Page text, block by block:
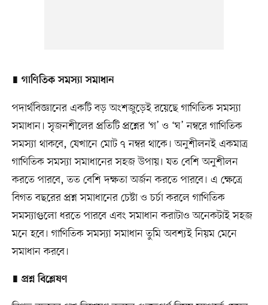
∎ গাণিতিক সমস্যা সমাধান
পদার্থবিজ্ঞানের একটি বড় অংশজুড়েই রয়েছে গাণিতিক সমস্যা
সমাধান। সৃজনশীলের প্রতিটি প্রশ্নের ‘গ’ ও ‘ঘ’ নম্বরে গাণিতিক
সমস্যা থাকবে, যেখানে মোট ৭ নম্বর থাকে। অনুশীলনই একমাত্র
গাণিতিক সমস্যা সমাধানের সহজ উপায়। যত বেশি অনুশীলন
করতে পারবে, তত বেশি দক্ষতা অর্জন করতে পারবে। এ ক্ষেত্রে
বিগত বছরের প্রশ্ন সমাধানের চেষ্টা ও চর্চা করলে গাণিতিক
সমস্যাগুলো ধরতে পারবে এবং সমাধান করাটাও অনেকটাই সহজ
মনে হবে। গাণিতিক সমস্যা সমাধান তুমি অবশ্যই নিয়ম মেনে
সমাধান করবে।
∎ প্রশ্ন বিশ্লেষণ